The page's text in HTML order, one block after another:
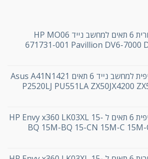
סוללה מקורית 6 תאים למחשב נייד HP MO06
671731-001 Pavillion DV6-7000
סוללה חליפית למחשב נייד 6 תאים Asus A41N1421
P2520LJ PU551LA ZX50JX4200
סוללה חליפית 6 תאים ל HP Envy x360 LK03XL 15-
BQ 15M-BQ 15-CN 15M-C 15M-